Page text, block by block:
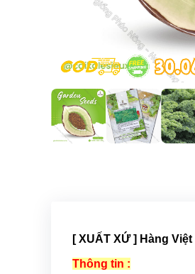
[ XUẤT XỨ ] Hàng
Thông tin :